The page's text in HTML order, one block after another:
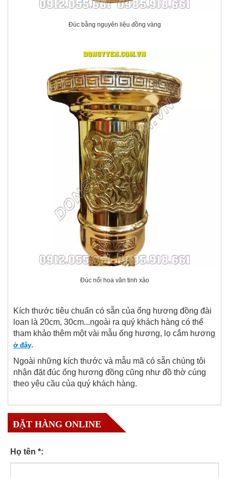
Đúc bằng nguyên liệu đồng vàng
Đúc nổi hoa văn tinh xảo
Kích thước tiêu chuẩn có sẵn của ống hương đồng đài
loan là 20cm, 30cm...ngoài ra quý khách hàng có thể
tham khảo thêm một vài mẫu ống hương, lọ cắm hương
ở đây.
Ngoài những kích thước và mẫu mã có sẵn chúng tôi
nhận đặt đúc ống hương đồng cũng như đồ thờ cúng
theo yêu cầu của quý khách hàng.
ĐẶT HÀNG ONLINE
Họ tên *: